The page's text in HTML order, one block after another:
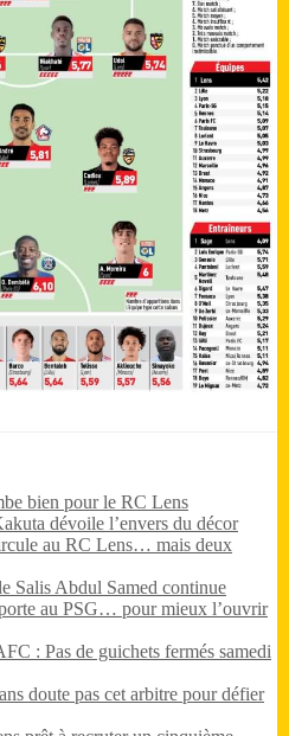
bien pour le RC Lens
dévoile l’envers du décor
au RC Lens… mais deux
Salis Abdul Samed continue
au PSG… pour mieux l’ouvrir
: Pas de guichets fermés samedi
doute pas cet arbitre pour défier